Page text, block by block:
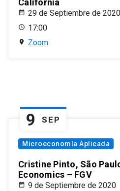
California
29 de Septiembre de 2020
17:00
Zoom
9 SEP
Microeconomía Aplicada
Cristine Pinto, São
Economics – FGV
9 de Septiembre de 2020